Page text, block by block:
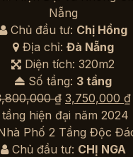
Nẵng
Chủ đầu tư: Chị Hồng
Địa chỉ: Đà Nẵng
Diện tích: 320m2
Số tầng: 3 tầng
₫ Giá
gốc
là:
3,800,000 ₫.
3,750,000 ₫
Phố 2 Tầng Độc
Chủ đầu tư: CHỊ NGA